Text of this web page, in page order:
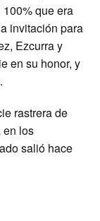
que era
invitación para
Ezcurra y
en su honor, y
.
rastrera de
en los
salió hace